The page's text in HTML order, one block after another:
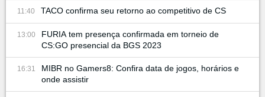
11:40 TACO confirma seu retorno ao competitivo de CS
13:00
FURIA tem presença confirmada em torneio de
CS:GO presencial da BGS 2023
16:31
MIBR no Gamers8: Confira data de jogos, horários e
onde assistir